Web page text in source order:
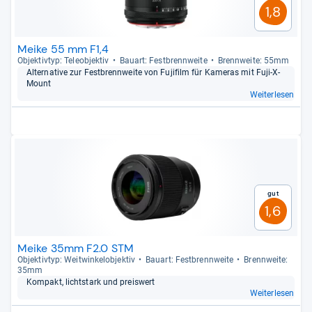
1,8
Meike 55 mm F1,4
Objek­tiv­typ: Tele­ob­jek­tiv Bau­art: Fest­brenn­weite
Brenn­weite: 55mm
Alter­na­tive zur Fest­brenn­weite von Fuji­film für Kame­ras mit Fuji-​X-​
Mount
Weiterlesen
Gut
1,6
Meike 35mm F2.0 STM
Objek­tiv­typ: Weit­win­kel­ob­jek­tiv Bau­art: Fest­brenn­weite
Brenn­weite:
35mm
Kom­pakt, licht­stark und preis­wert
Weiterlesen